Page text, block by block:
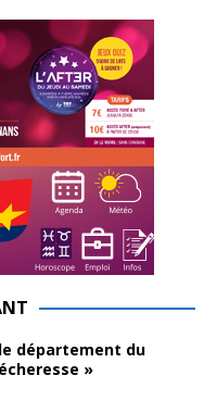
département du
»